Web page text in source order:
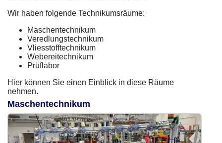
Wir haben folgende Technikumsräume:
Maschentechnikum
Veredlungstechnikum
Vliesstofftechnikum
Webereitechnikum
Prüflabor
Hier können Sie einen Einblick in diese Räume
nehmen.
Maschentechnikum